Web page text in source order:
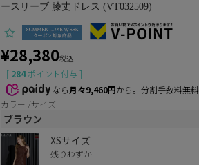
ースリーブ 膝丈ドレス (VT032509)
¥28,380税込
[ 284 ポイント付与 ]
なら月々9,460円から。分割手数料無料
カラー
サイズ
ブラウン
XSサイズ
残りわずか